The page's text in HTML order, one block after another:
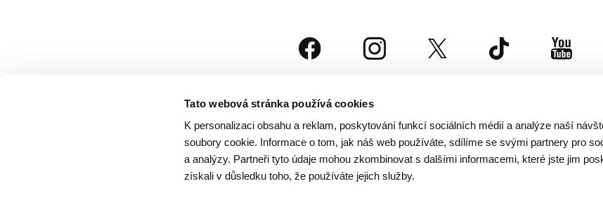
Tato webová stránka používá cookies
K personalizaci obsahu a reklam, poskytování funkcí sociálních médií a analýze naší
soubory cookie. Informace o tom, jak náš web používáte, sdílíme se svými partnery pro
a analýzy. Partneři tyto údaje mohou zkombinovat s dalšími informacemi, které jste jim
získali v důsledku toho, že používáte jejich služby.
je součástí rodiny KVIFF Group, která zastřešuje i další